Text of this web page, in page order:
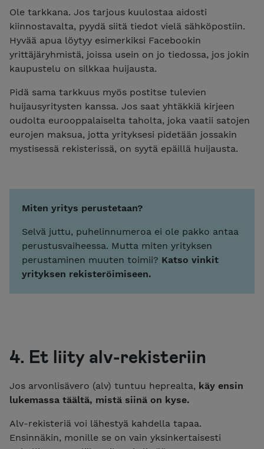
Ole tarkkana. Jos tarjous kuulostaa aidosti
kiinnostavalta, pyydä siitä tiedot vielä sähköpostiin.
Hyvää apua löytyy esimerkiksi Facebookin
yrittäjäryhmistä, joissa usein on jo tiedossa, jos jokin
kaupustelu on silkkaa huijausta.
Pidä sama tarkkuus myös postitse tulevien
huijausyritysten kanssa. Jos saat yhtäkkiä kirjeen
oudolta eurooppalaiselta taholta, joka vaatii satojen
eurojen maksua, jotta yrityksesi pidetään jossakin
mystisessä rekisterissä, on syytä epäillä huijausta.
Miten yritys perustetaan?
Selvä juttu, puhelinnumeroa ei ole pakko antaa
perustusvaiheessa. Mutta miten yrityksen
perustaminen muuten toimii? Katso vinkit
yrityksen rekisteröimiseen.
4. Et liity alv-rekisteriin
Jos arvonlisävero (alv) tuntuu heprealta, käy ensin
lukemassa täältä, mistä siinä on kyse.
Alv-rekisteriä voi lähestyä kahdella tapaa.
Ensinnäkin, monille se on vain yksinkertaisesti